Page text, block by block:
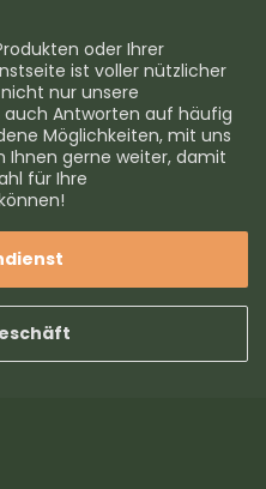
oder Ihrer
ist voller nützlicher
nur unsere
Antworten auf häufig
Möglichkeiten, mit uns
Ihnen gerne weiter, damit
für Ihre